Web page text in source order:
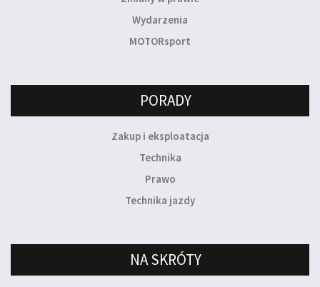
Wydarzenia
MOTORsport
PORADY
Zakup i eksploatacja
Technika
Prawo
Technika jazdy
NA SKRÓTY